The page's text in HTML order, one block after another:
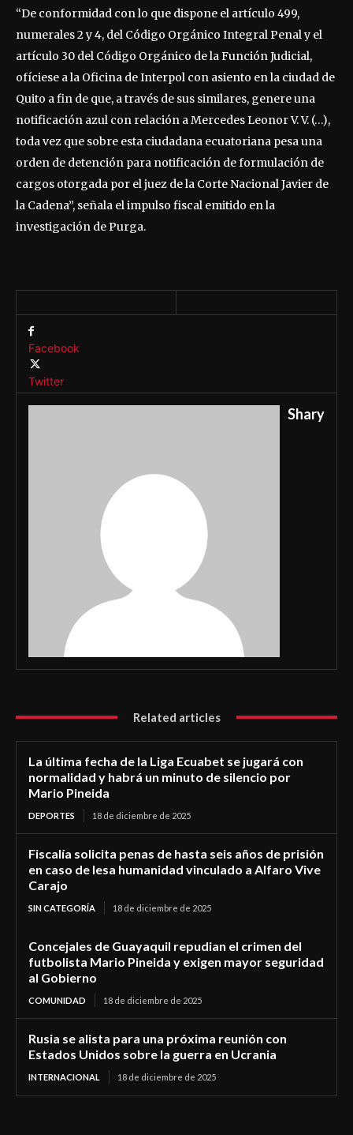
“De conformidad con lo que dispone el artículo 499,
numerales 2 y 4, del Código Orgánico Integral Penal y el
artículo 30 del Código Orgánico de la Función Judicial,
ofíciese a la Oficina de Interpol con asiento en la ciudad de
Quito a fin de que, a través de sus similares, genere una
notificación azul con relación a Mercedes Leonor V. V. (…),
toda vez que sobre esta ciudadana ecuatoriana pesa una
orden de detención para notificación de formulación de
cargos otorgada por el juez de la Corte Nacional Javier de
la Cadena”, señala el impulso fiscal emitido en la
investigación de Purga.
Facebook
Twitter
Shary
Related articles
La última fecha de la Liga Ecuabet se jugará con
normalidad y habrá un minuto de silencio por
Mario Pineida
DEPORTES 18 de diciembre de 2025
Fiscalía solicita penas de hasta seis años de prisión
en caso de lesa humanidad vinculado a Alfaro Vive
Carajo
SIN CATEGORÍA 18 de diciembre de 2025
Concejales de Guayaquil repudian el crimen del
futbolista Mario Pineida y exigen mayor seguridad
al Gobierno
COMUNIDAD 18 de diciembre de 2025
Rusia se alista para una próxima reunión con
Estados Unidos sobre la guerra en Ucrania
INTERNACIONAL 18 de diciembre de 2025